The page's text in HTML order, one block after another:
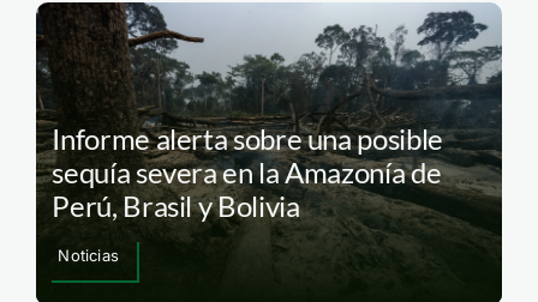
Informe alerta sobre una posible
sequía severa en la Amazonía de
Perú, Brasil y Bolivia
Noticias